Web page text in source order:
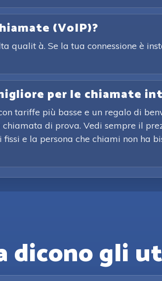
(VoIP)?
qualit à. Se la tua connessione è
per le chiamate
tariffe più basse e un regalo di
di prova. Vedi sempre il
e la persona che chiami non ha
dicono gli